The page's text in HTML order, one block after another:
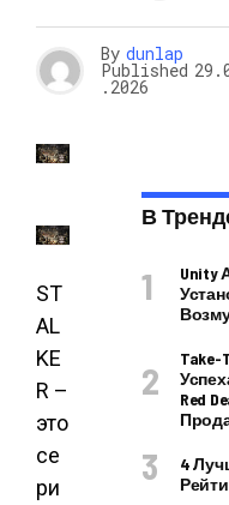
By dunlap
Published
.2026
ST
AL
KE
R –
это
се
ри
В
Unity
Red
4